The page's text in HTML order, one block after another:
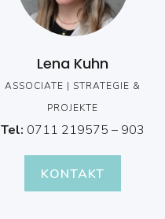
Lena Kuhn
ASSOCIATE | STRATEGIE &
PROJEKTE
Tel: 0711 219575 – 903
KONTAKT